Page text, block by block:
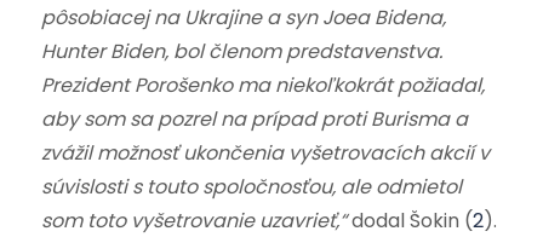
pôsobiacej na Ukrajine a syn Joea Bidena,
Hunter Biden, bol členom predstavenstva.
Prezident Porošenko ma niekoľkokrát požiadal,
aby som sa pozrel na prípad proti Burisma a
zvážil možnosť ukončenia vyšetrovacích akcií v
súvislosti s touto spoločnosťou, ale odmietol
som toto vyšetrovanie uzavrieť,“dodal Šokin (2).